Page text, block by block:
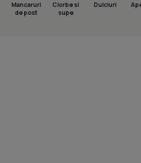
Mancaruri
de post
Ciorbe si
supe
Dulciuri